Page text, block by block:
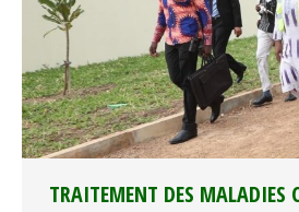
TRAITEMENT DES MALADIES